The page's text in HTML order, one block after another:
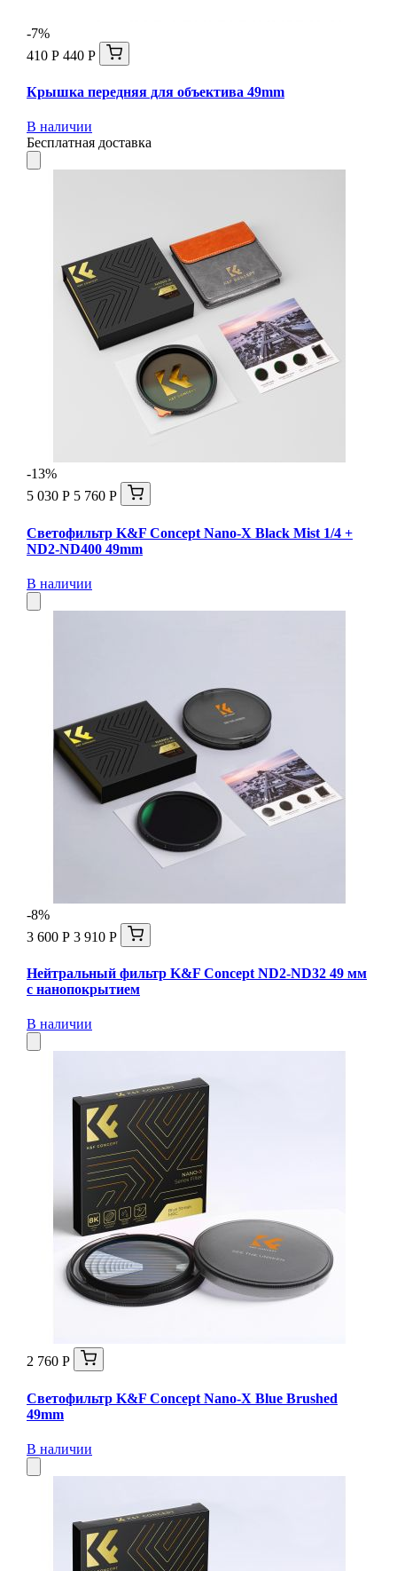
-7%
410 Р 440 Р
Крышка передняя для объектива 49mm
В наличии
Бесплатная доставка
-13%
5 030 Р 5 760 Р
Светофильтр K&F Concept Nano-X Black Mist 1/4 +
ND2-ND400 49mm
В наличии
-8%
3 600 Р 3 910 Р
Нейтральный фильтр K&F Concept ND2-ND32 49 мм
с нанопокрытием
В наличии
2 760 Р
Светофильтр K&F Concept Nano-X Blue Brushed
49mm
В наличии